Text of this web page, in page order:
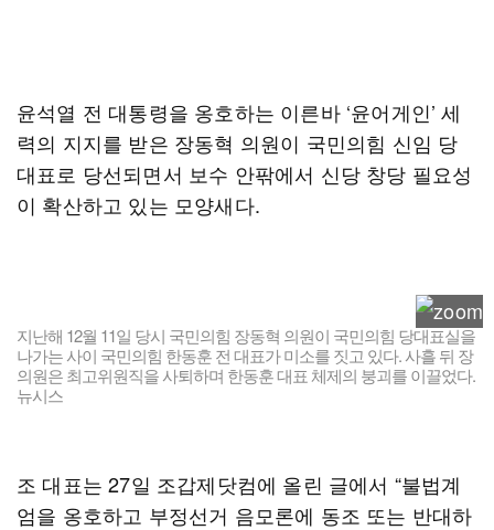
윤석열 전 대통령을 옹호하는 이른바 ‘윤어게인’ 세
력의 지지를 받은 장동혁 의원이 국민의힘 신임 당
대표로 당선되면서 보수 안팎에서 신당 창당 필요성
이 확산하고 있는 모양새다.
지난해 12월 11일 당시 국민의힘 장동혁 의원이 국민의힘 당대표실을
나가는 사이 국민의힘 한동훈 전 대표가 미소를 짓고 있다. 사흘 뒤 장
의원은 최고위원직을 사퇴하며 한동훈 대표 체제의 붕괴를 이끌었다.
뉴시스
조 대표는 27일 조갑제닷컴에 올린 글에서 “불법계
엄을 옹호하고 부정선거 음모론에 동조 또는 반대하